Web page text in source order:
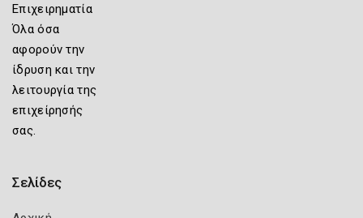
Επιχειρηματία
Όλα όσα
αφορούν την
ίδρυση και την
λειτουργία της
επιχείρησής
σας.
Σελίδες